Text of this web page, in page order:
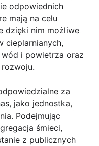
odpowiednich
mają na celu
dzięki nim możliwe
cieplarnianych,
i powietrza oraz
za
jako jednostka,
Podejmując
śmieci,
z publicznych